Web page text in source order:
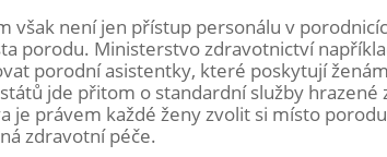
však není jen přístup personálu v
porodu. Ministerstvo zdravotnictví
porodní asistentky, které poskytují
jde přitom o standardní služby
je právem každé ženy zvolit si místo
zdravotní péče.